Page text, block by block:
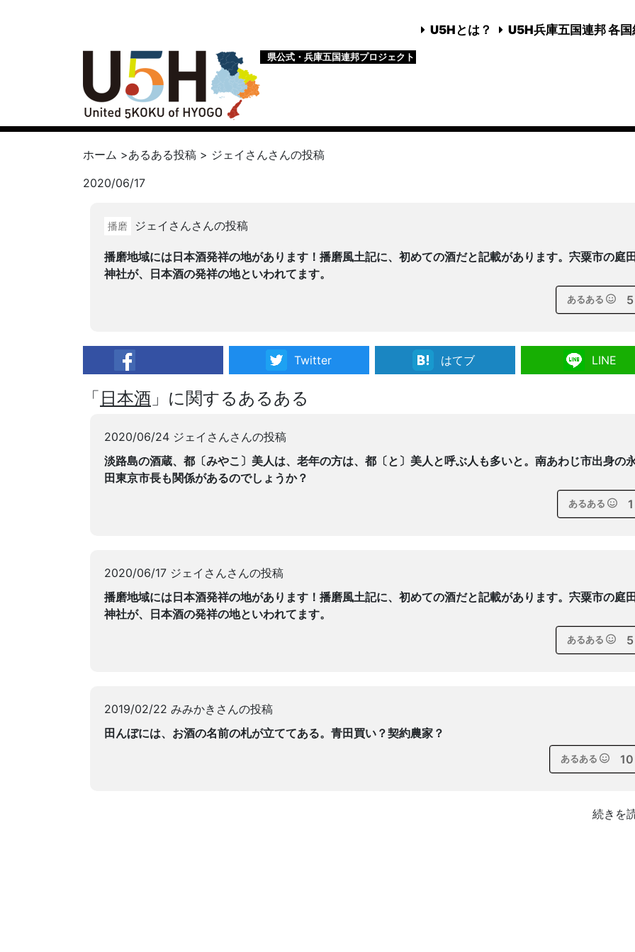
U5Hとは？ U5H兵庫五国連邦 各国
県公式・兵庫五国連邦プロジェクト
ホーム >あるある投稿 > ジェイさんさんの投稿
2020/06/17
播磨 ジェイさんさんの投稿
播磨地域には日本酒発祥の地があります！播磨風土記に、初めての酒だと記載があります。宍粟市の庭
神社が、日本酒の発祥の地といわれてます。
あるある 5
Twitter はてブ LINE
「日本酒 」に関するあるある
2020/06/24 ジェイさんさんの投稿
淡路島の酒蔵、都〔みやこ〕美人は、老年の方は、都〔と〕美人と呼ぶ人も多いと。南あわじ市出身の
田東京市長も関係があるのでしょうか？
あるある 1
2020/06/17 ジェイさんさんの投稿
播磨地域には日本酒発祥の地があります！播磨風土記に、初めての酒だと記載があります。宍粟市の庭
神社が、日本酒の発祥の地といわれてます。
あるある 5
2019/02/22 みみかきさんの投稿
田んぼには、お酒の名前の札が立ててある。青田買い？契約農家？
あるある 10
続きを